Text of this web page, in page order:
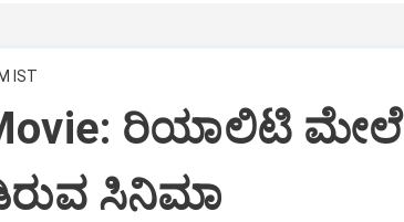
IST
ರಿಯಾಲಿಟಿ ಮೇಲೆ
ಸಿನಿಮಾ